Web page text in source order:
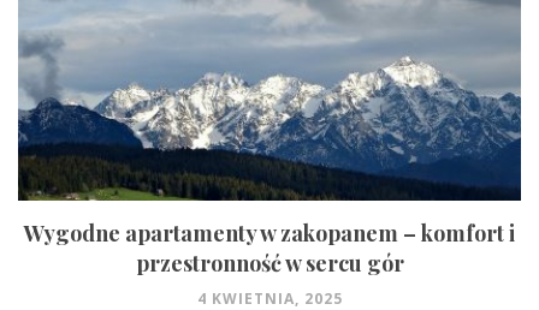
Wygodne apartamenty w zakopanem – komfort i
przestronność w sercu gór
4 KWIETNIA, 2025